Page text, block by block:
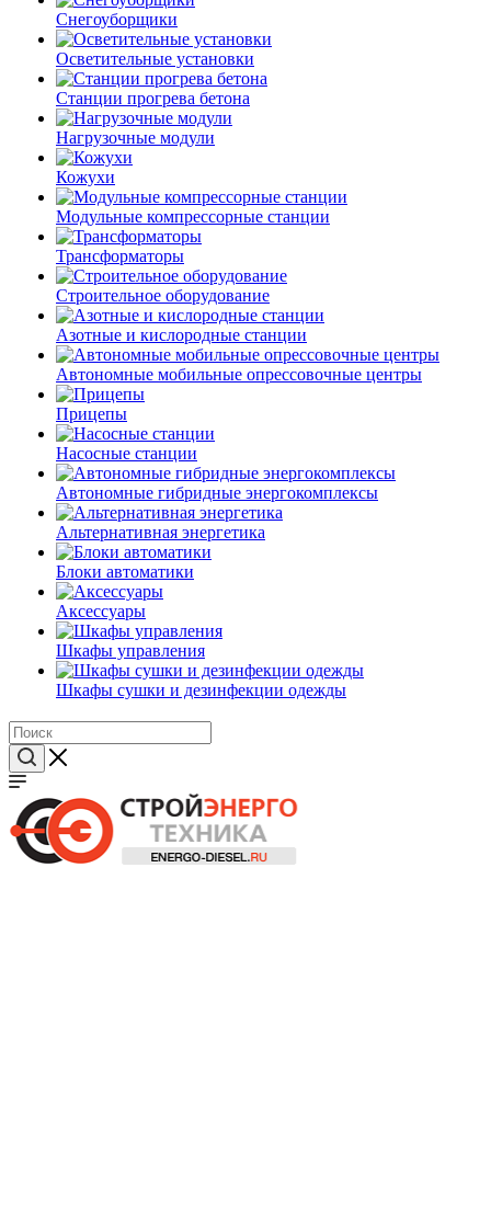
Снегоуборщики
Осветительные установки
Станции прогрева бетона
Нагрузочные модули
Кожухи
Модульные компрессорные станции
Трансформаторы
Строительное оборудование
Азотные и кислородные станции
Автономные мобильные опрессовочные центры
Прицепы
Насосные станции
Автономные гибридные энергокомплексы
Альтернативная энергетика
Блоки автоматики
Аксессуары
Шкафы управления
Шкафы сушки и дезинфекции одежды